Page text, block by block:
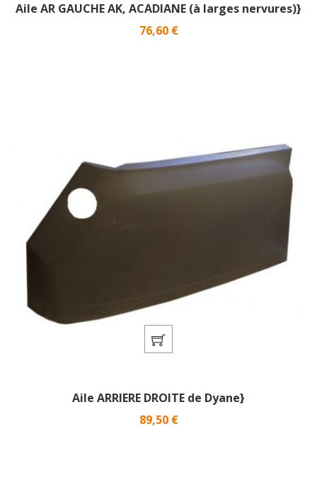
Aile AR GAUCHE AK, ACADIANE (à larges nervures)}
Prix
76,60 €
Aile ARRIERE DROITE de Dyane}
Prix
89,50 €